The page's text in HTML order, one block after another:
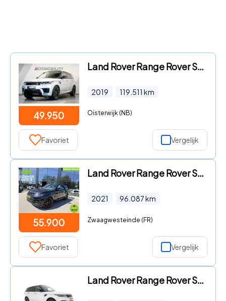
49.950
Land Rover Range Rover Sport - 3.0 P400 MHEV HST | Carbon Pack | Panoramadak | 22''
2019 119.511 km
Oisterwijk (NB)
Favoriet Vergelijk
55.900
Land Rover Range Rover Sport - P400 HST Dynamic Stealth|360Camera|Stoelventilatie|Memory|El
2021 96.087km
Zwaagwesteinde (FR)
Favoriet Vergelijk
Land Rover Range Rover Sport - 3.0 P400 MHEV HST (INCL-BTW) *PANO | HEAD-UP | FULL-LED | LE